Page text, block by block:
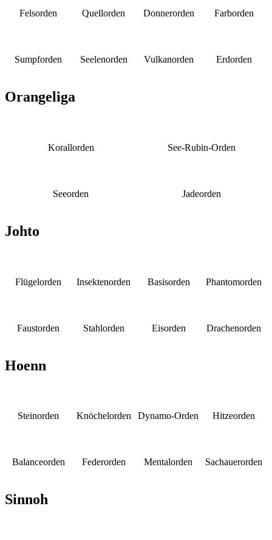
Felsorden Quellorden Donnerorden Farborden
Sumpforden Seelenorden Vulkanorden Erdorden
Orangeliga
Korallorden See-Rubin-Orden
Seeorden Jadeorden
Johto
Flügelorden Insektenorden Basisorden Phantomorden
Faustorden Stahlorden Eisorden Drachenorden
Hoenn
Steinorden Knöchelorden Dynamo-Orden Hitzeorden
Balanceorden Federorden Mentalorden Sachauerorden
Sinnoh